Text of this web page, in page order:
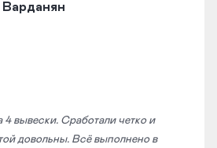
4 вывески. Сработали четко и
довольны. Всё выполнено в